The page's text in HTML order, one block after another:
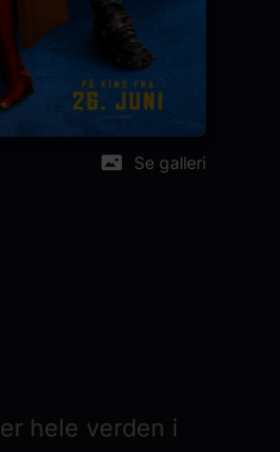
Se galleri
hele verden i